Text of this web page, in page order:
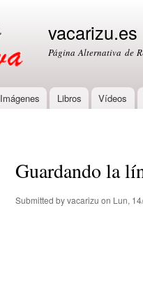
vacarizu.es
Página Alternativa de
Imágenes Libros Vídeos
Guardando la
Submitted byvacarizu on Lun,